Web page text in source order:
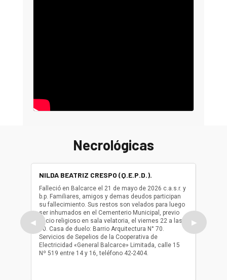
Necrológicas
◀
NILDA BEATRIZ CRESPO (Q.E.P.D.).
Falleció en Balcarce el 21 de mayo de 2026 c.a.s.r. y
b.p. Familiares, amigos y demas deudos participan
su fallecimiento. Sus restos son velados para luego
ser inhumados en el Cementerio Municipal, previo
oficio religioso en sala velatoria, el viernes 22 a las
10. Casa de duelo: Barrio Arquitectura N° 70.
Servicios de Sepelios de la Cooperativa de
Electricidad «General Balcarce» Limitada, calle 15
Nº 519 entre 14 y 16, teléfono 42-2404.
ser
oficio
▶